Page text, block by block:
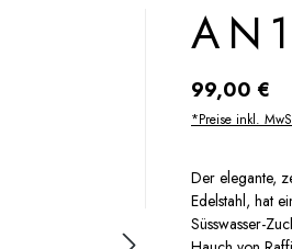
Regulärer Preis:
99,00 €
*Preise inkl.
Der elegante,
Edelstahl, hat
Süsswasser-